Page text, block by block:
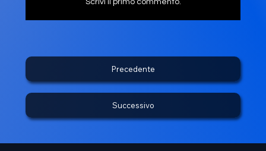
Precedente
Successivo
Scrivi il primo commento.